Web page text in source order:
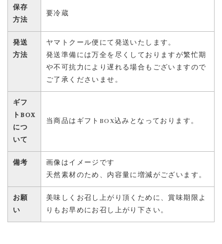
保存
方法
要冷蔵
発送
方法
ヤマトクール便にて発送いたします。
発送準備には万全を尽くしておりますが繁忙期
や不可抗力により遅れる場合もございますので
ご了承くださいませ。
ギフ
トBOX
につ
いて
当商品はギフトBOX込みとなっております。
備考
画像はイメージです
天然素材のため、内容量に増減がございます。
お願
い
美味しくお召し上がり頂くために、賞味期限よ
りもお早めにお召し上がり下さい。